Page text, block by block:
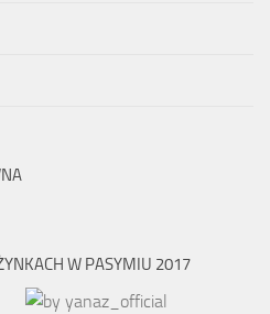
W PASYMIU 2017